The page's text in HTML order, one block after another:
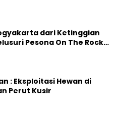
dari Ketinggian
Pesona On The Rock
Naik Daun
: Eksploitasi Hewan di
Perut Kusir